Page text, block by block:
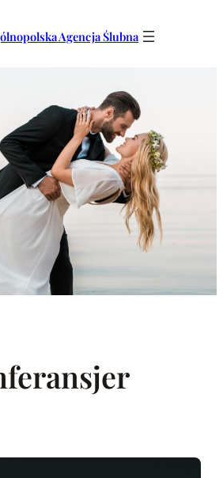
Agencja Ślubna